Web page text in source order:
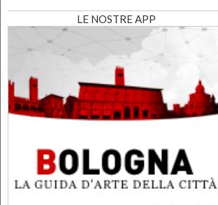
LE NOSTRE APP